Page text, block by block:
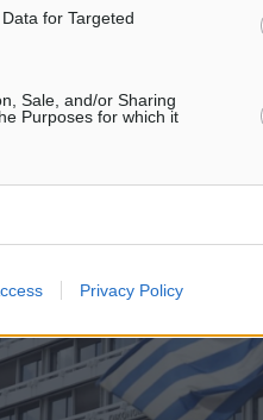
for Targeted
Sale, and/or Sharing
Purposes for which it
Privacy Policy
οι νεκροί στη χώρα μας
νοσοκομείο της Αθήνας
τον κορονοϊό. Πρόκειται